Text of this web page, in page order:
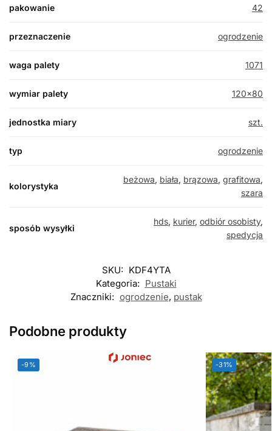
pakowanie 42
przeznaczenie ogrodzenie
waga palety 1071
wymiar palety 120×80
jednostka miary szt.
typ ogrodzenie
kolorystyka
beżowa, biała, brązowa, grafitowa,
szara
sposób wysyłki
hds, kurier, odbiór osobisty,
spedycja
SKU: KDF4YTA
Kategoria: Pustaki
Znaczniki: ogrodzenie, pustak
Podobne produkty
-9% -31%